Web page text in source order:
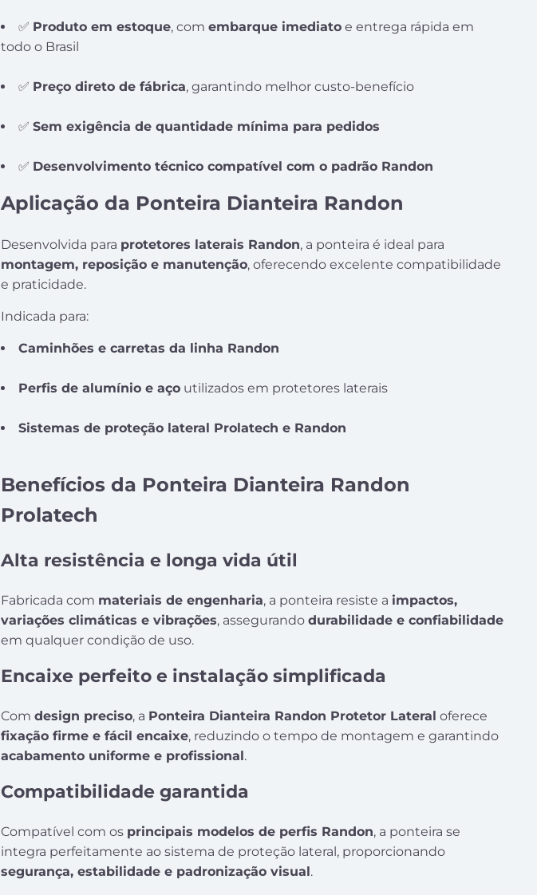
✅ Produto em estoque, com embarque imediato e entrega rápida em
todo o Brasil
✅ Preço direto de fábrica, garantindo melhor custo-benefício
✅ Sem exigência de quantidade mínima para pedidos
✅ Desenvolvimento técnico compatível com o padrão Randon
Aplicação da Ponteira Dianteira Randon
Desenvolvida para protetores laterais Randon, a ponteira é ideal para
montagem, reposição e manutenção, oferecendo excelente compatibilidade
e praticidade.
Indicada para:
Caminhões e carretas da linha Randon
Perfis de alumínio e aço utilizados em protetores laterais
Sistemas de proteção lateral Prolatech e Randon
Benefícios da Ponteira Dianteira Randon
Prolatech
Alta resistência e longa vida útil
Fabricada com materiais de engenharia, a ponteira resiste a impactos,
variações climáticas e vibrações, assegurando durabilidade e confiabilidade
em qualquer condição de uso.
Encaixe perfeito e instalação simplificada
Com design preciso, a Ponteira Dianteira Randon Protetor Lateral oferece
fixação firme e fácil encaixe, reduzindo o tempo de montagem e garantindo
acabamento uniforme e profissional.
Compatibilidade garantida
Compatível com os principais modelos de perfis Randon, a ponteira se
integra perfeitamente ao sistema de proteção lateral, proporcionando
segurança, estabilidade e padronização visual.